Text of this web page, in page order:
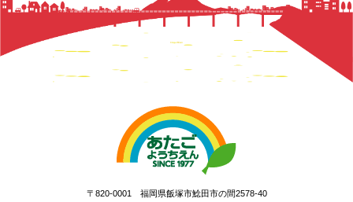
〒820-0001 福岡県飯塚市鯰田市の間2578-40